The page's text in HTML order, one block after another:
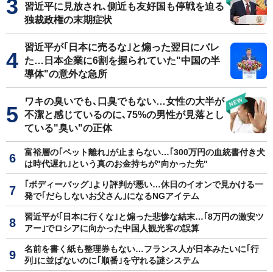
習近平に見放され､側近も友好国も停戦を迫る
独裁政権の末期症状
習近平が｢日本に売るな｣と煽った翌日にバレ
た…日本企業に6割を握られていた"中国の半
導体"の意外な急所
ワキの臭いでも､口臭でもない…女性の大半が
不潔と感じているのに､75%の男性が見落とし
ている"臭い"の正体
富裕層の｢ペット離れ｣が止まらない…｢300万円の血統書付き犬
は時代遅れ｣という真のお金持ちが"向かった先"
｢ボディーバッグ｣より評判が悪い…休日のイオンで見かける一
発で｢だらしないお父さん｣になるNGアイテム
習近平が｢日本に行くな｣と煽った悲惨な結末…｢8万円の激安ツ
アー｣でロシアに向かった中国人観光客の誤算
名前を書く紙も整理券もない…フランス人が日本みたいに｢行
列｣に並ばないのに｢順番｣を守れる謎システム